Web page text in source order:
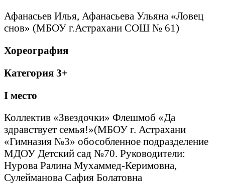
Афанасьев Илья, Афанасьева Ульяна «Ловец
снов» (МБОУ г.Астрахани СОШ № 61)
Хореография
Категория 3+
I место
Коллектив «Звездочки» Флешмоб «Да
здравствует семья!»(МБОУ г. Астрахани
«Гимназия №3» обособленное подразделение
МДОУ Детский сад №70. Руководители:
Нурова Ралина Мухаммед-Керимовна,
Сулейманова Сафия Болатовна